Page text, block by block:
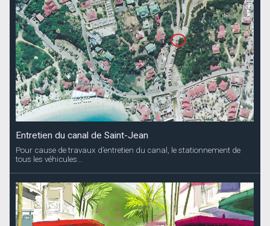
Entretien du canal de Saint-Jean
Pour cause de travaux d’entretien du canal, le stationnement de
tous les véhicules...